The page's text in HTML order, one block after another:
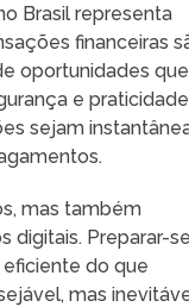
Brasil representa
financeiras
oportunidades que
e
sejam
mas também
digitais. Preparar-
do que
mas